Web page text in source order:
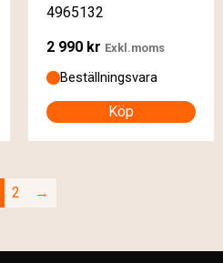
4965132
2 990 kr Exkl.moms
Beställningsvara
Köp
2 →